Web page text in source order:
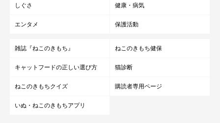
しぐさ 健康・病気
エンタメ 保護活動
雑誌『ねこのきもち』 ねこのきもち健保
キャットフードの正しい選び方 猫診断
ねこのきもちクイズ 購読者専用ページ
いぬ・ねこのきもちアプリ